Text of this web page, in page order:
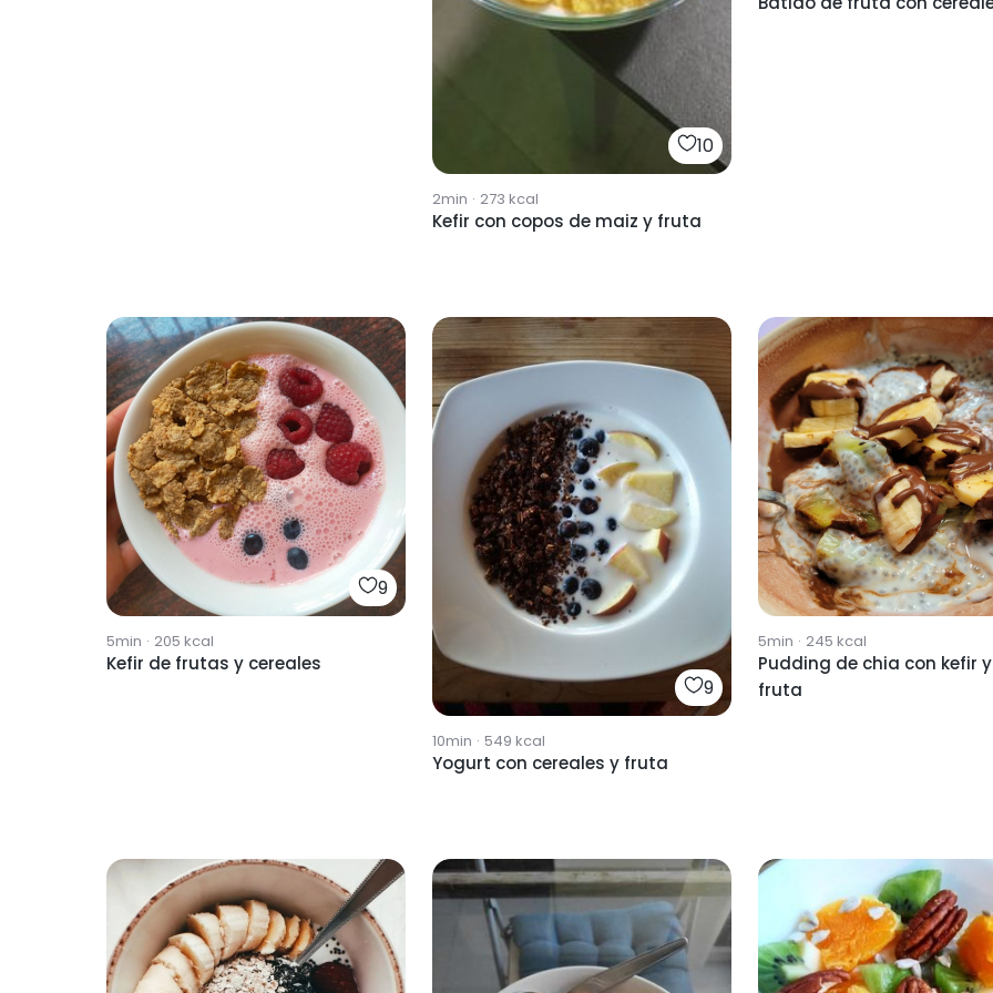
10
2min · 273 kcal
Kefir con copos de maiz y fruta
9
5min · 205 kcal
Kefir de frutas y cereales
9
10min · 549 kcal
Yogurt con cereales y fruta
5min · 245 kcal
Pudding de chia con kefir y
fruta